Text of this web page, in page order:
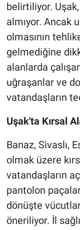
belirtiliyor.
almıyor. Ancak
olmasının
gelmediğine
alanlarda
uğraşanlar ve
vatandaşların
Uşak'ta Kırsal
Banaz, Sivaslı,
olmak üzere
vatandaşların
pantolon
dönüşte
öneriliyor. İl